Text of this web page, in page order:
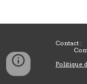
Contact :
Politique